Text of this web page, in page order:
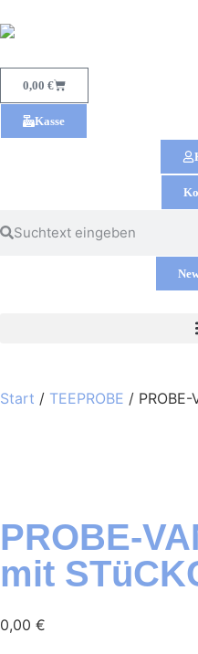
0,00 €
Kasse
Start / TEEPROBE / PROBE-
PROBE-
mit
0,00 €